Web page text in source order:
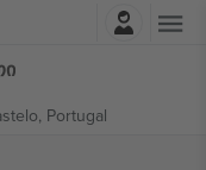
Portugal